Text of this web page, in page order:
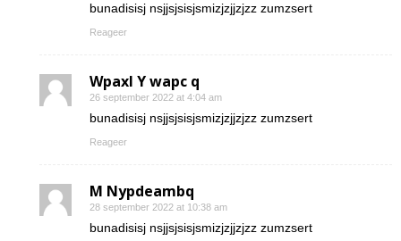
bunadisisj nsjjsjsisjsmizjzjjzjzz zumzsert
Reageer
Wpaxl Y wapc q
26 september 2022 at 4:04 am
bunadisisj nsjjsjsisjsmizjzjjzjzz zumzsert
Reageer
M Nypdeambq
28 september 2022 at 10:38 am
bunadisisj nsjjsjsisjsmizjzjjzjzz zumzsert